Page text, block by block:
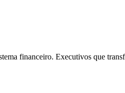
financeiro. Executivos que